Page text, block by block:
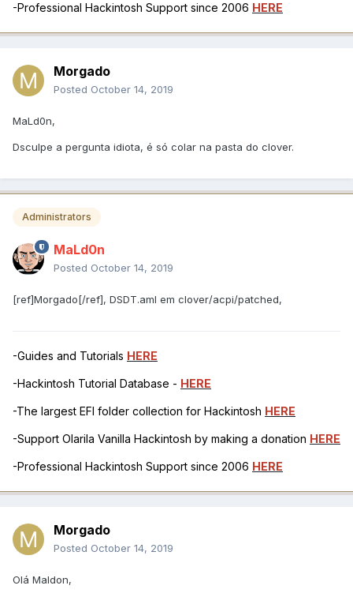
-Professional Hackintosh Support since 2006 HERE
Morgado
Posted October 14, 2019
MaLd0n,
Dsculpe a pergunta idiota, é só colar na pasta do clover.
Administrators
MaLd0n
Posted October 14, 2019
[ref]Morgado[/ref], DSDT.aml em clover/acpi/patched,
-Guides and Tutorials HERE
-Hackintosh Tutorial Database - HERE
-The largest EFI folder collection for Hackintosh HERE
-Support Olarila Vanilla Hackintosh by making a donation HERE
-Professional Hackintosh Support since 2006 HERE
Morgado
Posted October 14, 2019
Olá Maldon,